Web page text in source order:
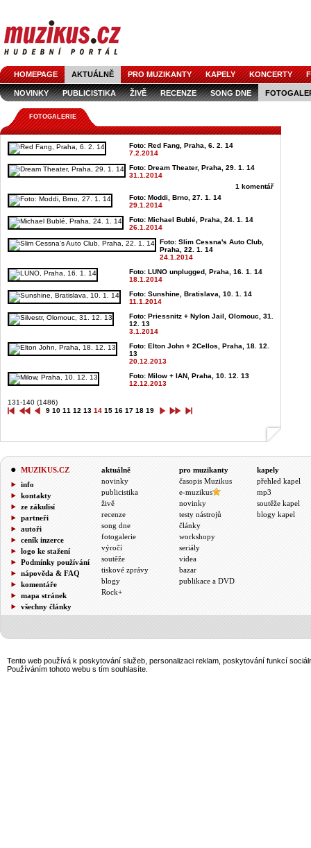
HOMEPAGE AKTUÁLNĚ PRO MUZIKANTY KAPELY KONCERTY
NOVINKY PUBLICISTIKA ŽIVĚ RECENZE SONG DNE
FOTOGALERIE
Foto: Red Fang, Praha, 6. 2. 14
7.2.2014
Foto: Dream Theater, Praha, 29. 1. 14
31.1.2014
1 komentář
Foto: Moddi, Brno, 27. 1. 14
29.1.2014
Foto: Michael Bublé, Praha, 24. 1. 14
26.1.2014
Foto: Slim Cessna's Auto Club,
Praha, 22. 1. 14
24.1.2014
Foto: LUNO unplugged, Praha, 16. 1. 14
18.1.2014
Foto: Sunshine, Bratislava, 10. 1. 14
11.1.2014
Foto: Priessnitz + Nylon Jail, Olomouc, 31.
12. 13
3.1.2014
Foto: Elton John + 2Cellos, Praha, 18. 12.
13
20.12.2013
Foto: Milow + IAN, Praha, 10. 12. 13
12.12.2013
131-140 (1486)
9 10 11 12 13 14 15 16 17 18 19
MUZIKUS.CZ
info
kontakty
ze zákulisí
partneři
autoři
ceník inzerce
logo ke stažení
Podmínky používání
nápověda & FAQ
komentáře
mapa stránek
všechny články
aktuálně
novinky
publicistika
živě
recenze
song dne
fotogalerie
výročí
soutěže
tiskové zprávy
blogy
Rock+
pro muzikanty
časopis Muzikus
e-muzikus
novinky
testy nástrojů
články
workshopy
seriály
videa
bazar
publikace a DVD
kapely
přehled kapel
mp3
soutěže kapel
blogy kapel
Tento web používá k poskytování služeb, personalizaci reklam, poskytování funkcí
Používáním tohoto webu s tím souhlasíte.